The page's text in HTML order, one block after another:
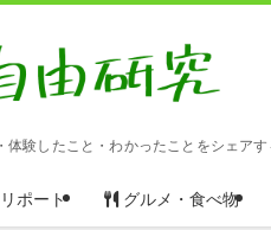
験したこと・わかったことをシェアす
ポート グルメ・食べ物